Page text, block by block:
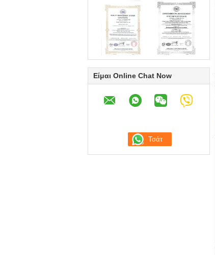
Είμαι Online Chat Now